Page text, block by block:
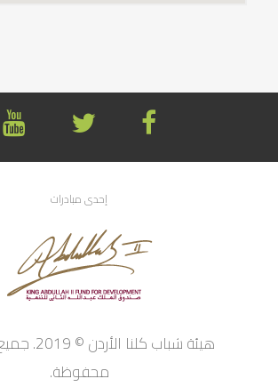
إحدى مبادرات
هيئة شباب كلنا
محفوظة.